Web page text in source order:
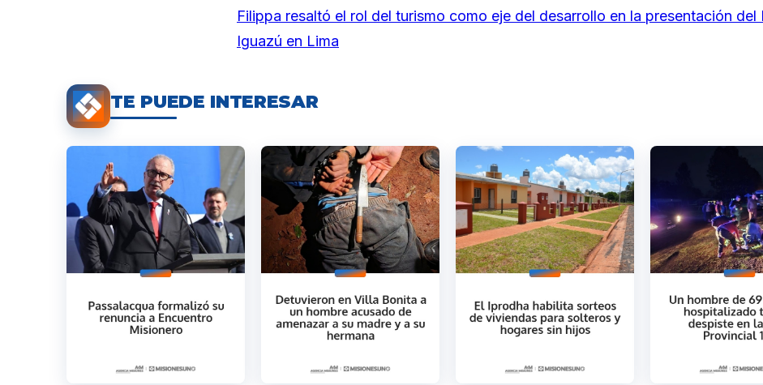
Filippa resaltó el rol del turismo como eje del desarrollo en la presentación del
Iguazú en Lima
TE PUEDE INTERESAR